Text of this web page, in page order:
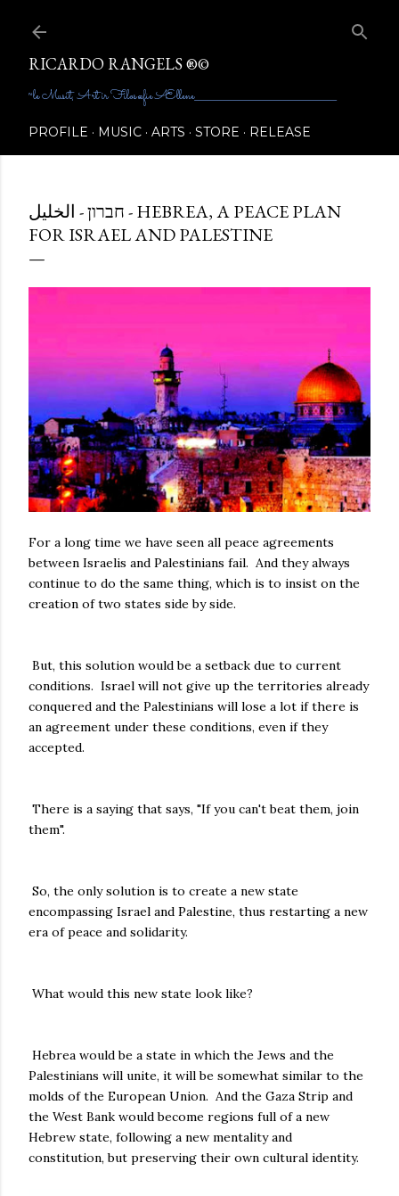
RICARDO RANGELS ®©
~le Musit, Art ir Filosœfie Ællene________________________________________
PROFILE MUSIC ARTS STORE RELEASE
חברון - الخليل - HEBREA, A PEACE PLAN
FOR ISRAEL AND PALESTINE
For a long time we have seen all peace agreements
between Israelis and Palestinians fail. And they always
continue to do the same thing, which is to insist on the
creation of two states side by side.
But, this solution would be a setback due to current
conditions. Israel will not give up the territories already
conquered and the Palestinians will lose a lot if there is
an agreement under these conditions, even if they
accepted.
There is a saying that says, "If you can't beat them, join
them".
So, the only solution is to create a new state
encompassing Israel and Palestine, thus restarting a new
era of peace and solidarity.
What would this new state look like?
Hebrea would be a state in which the Jews and the
Palestinians will unite, it will be somewhat similar to the
molds of the European Union. And the Gaza Strip and
the West Bank would become regions full of a new
Hebrew state, following a new mentality and
constitution, but preserving their own cultural identity.